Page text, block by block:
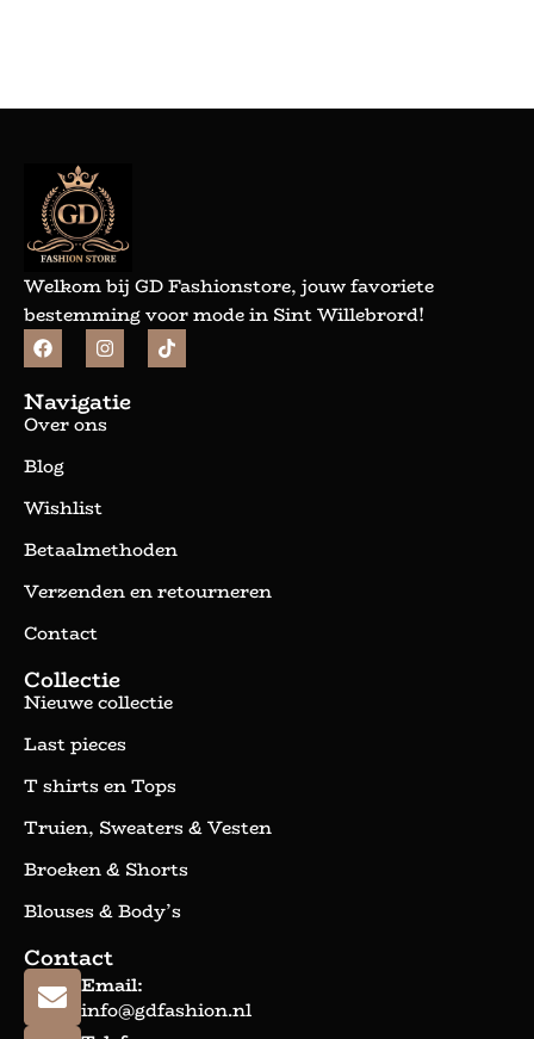
Welkom bij GD Fashionstore, jouw favoriete
bestemming voor mode in Sint Willebrord!
Navigatie
Over ons
Blog
Wishlist
Betaalmethoden
Verzenden en retourneren
Contact
Collectie
Nieuwe collectie
Last pieces
T shirts en Tops
Truien, Sweaters & Vesten
Broeken & Shorts
Blouses & Body’s
Contact
Email:
info@gdfashion.nl